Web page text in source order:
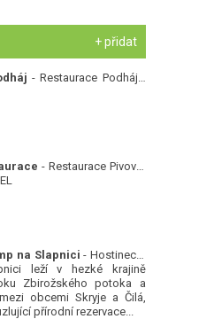
+ přidat
- Restaurace Podháj -
- Restaurace Pivovar
na Slapnici - Hostinec a
leží v hezké krajině
Zbirožského potoka a
obcemi Skryje a Čilá,
přírodní rezervace...